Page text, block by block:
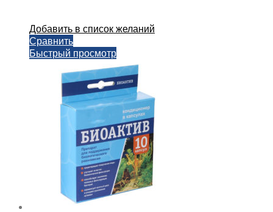
Добавить в список желаний
Сравнить
Быстрый просмотр